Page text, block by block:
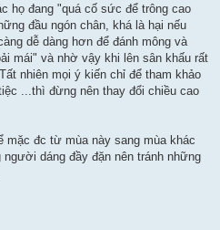
họ đang "quá cố sức để trông cao
đầu ngón chân, khá là hại nếu
dễ dàng hơn để đánh mông và
mái" và nhờ vậy khi lên sân khấu rất
nhiên mọi ý kiến chỉ để tham khảo
...thì đừng nên thay đổi chiều cao
mặc đc từ mùa này sang mùa khác
dáng đầy đặn nên tránh những